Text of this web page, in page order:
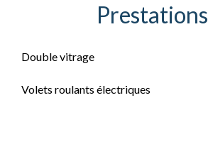
Prestations
Double vitrage
Volets roulants électriques